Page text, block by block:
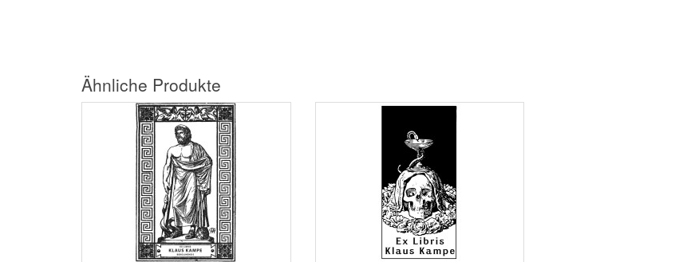
Ähnliche Produkte